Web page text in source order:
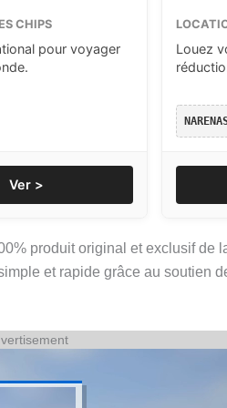
CHIPS
pour voyager
Ver >
Louez
produit original et exclusif de
et rapide grâce au soutien